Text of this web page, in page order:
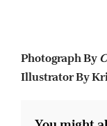
Photograph By
Illustrator By